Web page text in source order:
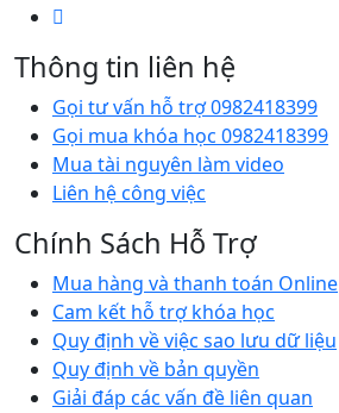
Thông tin liên hệ
Gọi tư vấn hỗ trợ 0982418399
Gọi mua khóa học 0982418399
Mua tài nguyên làm video
Liên hệ công việc
Chính Sách Hỗ Trợ
Mua hàng và thanh toán Online
Cam kết hỗ trợ khóa học
Quy định về việc sao lưu dữ liệu
Quy định về bản quyền
Giải đáp các vấn đề liên quan